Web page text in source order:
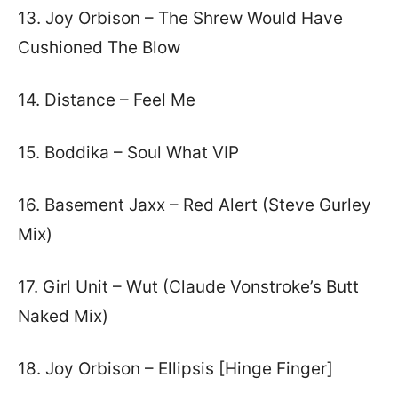
13. Joy Orbison – The Shrew Would Have
Cushioned The Blow
14. Distance – Feel Me
15. Boddika – Soul What VIP
16. Basement Jaxx – Red Alert (Steve Gurley
Mix)
17. Girl Unit – Wut (Claude Vonstroke’s Butt
Naked Mix)
18. Joy Orbison – Ellipsis [Hinge Finger]